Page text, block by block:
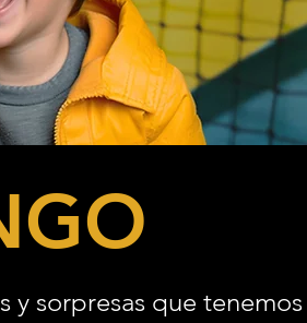
y sorpresas que tenemos